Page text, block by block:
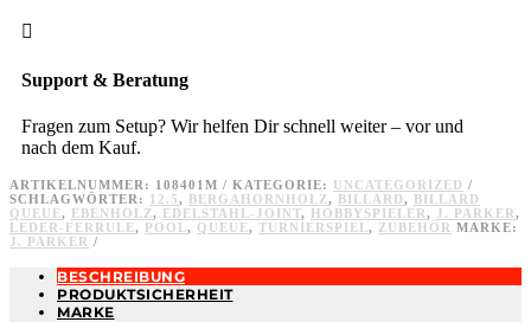

Support & Beratung
Fragen zum Setup? Wir helfen Dir schnell weiter – vor und
nach dem Kauf.
ARTIKELNUMMER: 108401M KATEGORIE: UNCATEGORIZED
SCHLAGWÖRTER: 12.5, BERGAHORNHOLZ, BILLARD, BILLARD
QUEUE, EBENHOLZ, EDELSTAHL-JOINT, HOBBYSPIELER, J. PARKER,
LEDER-FERRULE, POOL, QUEUE, TURNIERSPIEL, ZUBEHÖR MARKE:
J. PARKER
BESCHREIBUNG
PRODUKTSICHERHEIT
MARKE